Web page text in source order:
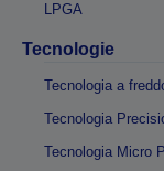
LPGA
Tecnologie
Tecnologia a
Tecnologia
Tecnologia Micro